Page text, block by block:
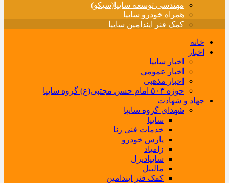
مهندسی توسعه سایپا(سیکو)
همراه خودرو سایپا
کمک فنر ایندامین سایپا
خانه
اخبار
اخبار سایپا
اخبار عمومی
اخبار مذهبی
حوزه ۵۰۳ امام حسن مجتبی(ع) گروه سایپا
جهاد و شهادت
شهدای گروه سایپا
سایپا
خدمات فنی رنا
پارس خودرو
زامیاد
سایپادیزل
مالیبل
کمک فنر ایندامین